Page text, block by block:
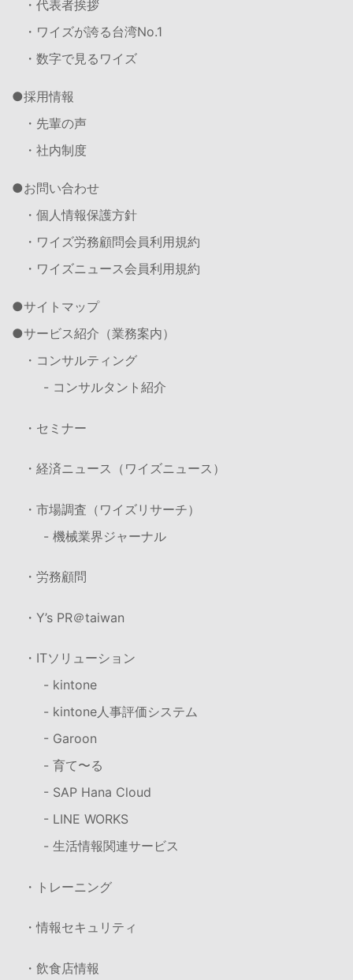
・代表者挨拶
・ワイズが誇る台湾No.1
・数字で見るワイズ
採用情報
・先輩の声
・社内制度
お問い合わせ
・個人情報保護方針
・ワイズ労務顧問会員利用規約
・ワイズニュース会員利用規約
サイトマップ
サービス紹介（業務案内）
・コンサルティング
- コンサルタント紹介
・セミナー
・経済ニュース（ワイズニュース）
・市場調査（ワイズリサーチ）
- 機械業界ジャーナル
・労務顧問
・Y’s PR＠taiwan
・ITソリューション
- kintone
- kintone人事評価システム
- Garoon
- 育て〜る
- SAP Hana Cloud
- LINE WORKS
- 生活情報関連サービス
・トレーニング
・情報セキュリティ
・飲食店情報